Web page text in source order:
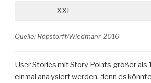
XXL
Quelle: Röpstorff/Wiedmann 2016
User Stories mit Story Points größer als
einmal analysiert werden, denn es